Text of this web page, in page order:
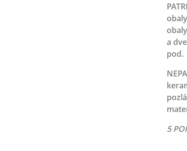
a
pod.
5